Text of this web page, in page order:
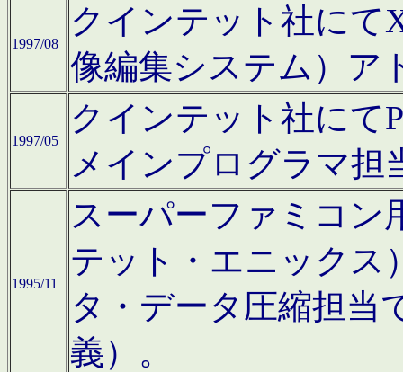
1997/08
クインテット社にて
像編集システム）ア
1997/05
クインテット社にて
メインプログラマ担
1995/11
スーパーファミコン
テット・エニックス
タ・データ圧縮担当
義）。